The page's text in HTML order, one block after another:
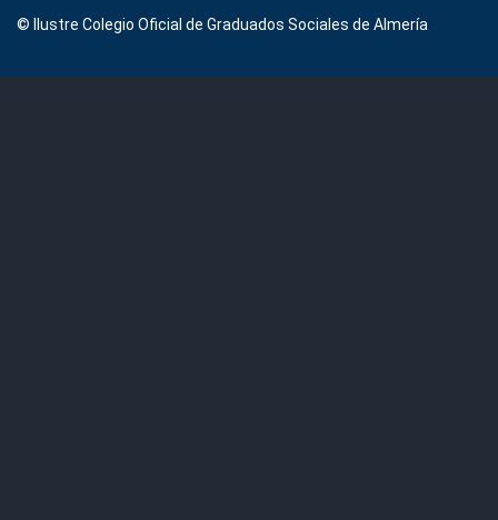
© Ilustre Colegio Oficial de Graduados Sociales de Almería